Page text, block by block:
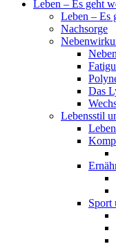
Leben – Es geht
Leben – Es
Nachsorge
Das
Lebensstil
Sport